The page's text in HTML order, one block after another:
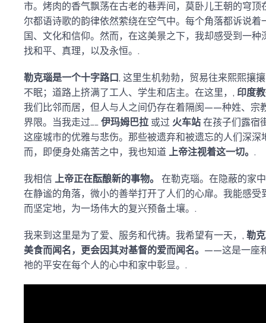
市。烤肉的香气飘荡在古老的巷弄间，莫卧儿王朝的穹顶
尔都语诗歌的韵律依然萦绕在空气中。每个角落都诉说
国、文化和信仰。然而，在这美景之下，我却感受到一种
找和平、真理，以及永恒。.
勒克瑙是一个十字路口, 这里生机勃勃，贸易往来熙熙攘
不眠；道路上挤满了工人、学生和店主。在这里，, 印度
我们比邻而居，但人与人之间仍存在着隔阂——种姓、宗
界限。当我走过…… 伊玛姆巴拉 或过 火车站 在孩子们露宿
这座城市的优雅与悲伤。那些被遗弃和被遗忘的人们深深
而，即便身处痛苦之中，我也知道 上帝注视着这一切。 .
我相信 上帝正在酝酿新的事物。
在勒克瑙。在隐蔽的家
在静谧的角落，微小的善举打开了人们的心扉。我能感
而坚定地，为一场伟大的复兴预备土壤。.
我来到这里是为了爱、服务和代祷。我希望有一天，, 勒
美食而闻名，更会因其对基督的爱而闻名。 ——这是一座
祂的平安在每个人的心中和家中彰显。.